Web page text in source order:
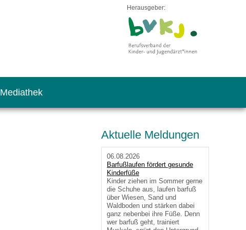
Herausgeber:
Mediathek
Aktuelle Meldungen
06.08.2026
Barfußlaufen fördert gesunde
Kinderfüße
Kinder ziehen im Sommer gerne
die Schuhe aus, laufen barfuß
über Wiesen, Sand und
Waldboden und stärken dabei
ganz nebenbei ihre Füße. Denn
wer barfuß geht, trainiert